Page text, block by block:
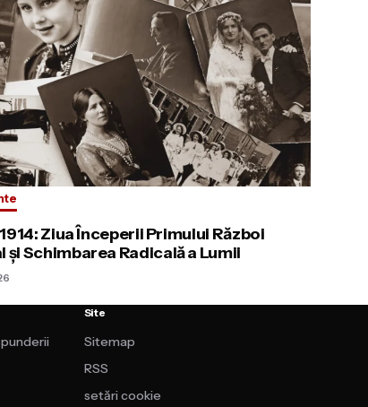
Ziua Începerii Primului Război
și Schimbarea Radicală a Lumii
Site
Sitemap
RSS
setări cookie